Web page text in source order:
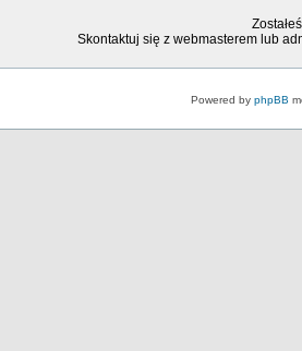
Skontaktuj się z webmasterem lub
Powered by phpBB